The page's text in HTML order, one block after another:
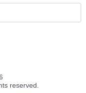
reserved.